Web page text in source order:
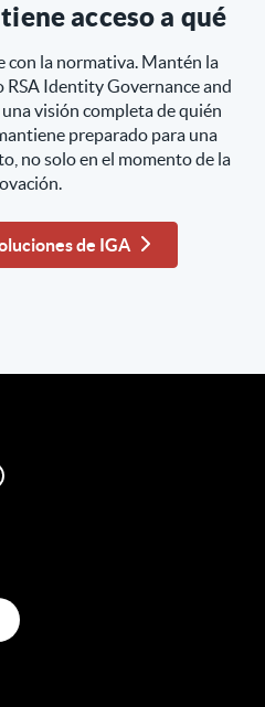
acceso a qué
con la normativa. Mantén la
RSA Identity Governance and
visión completa de quién
preparado para una
no solo en el momento de la
de IGA